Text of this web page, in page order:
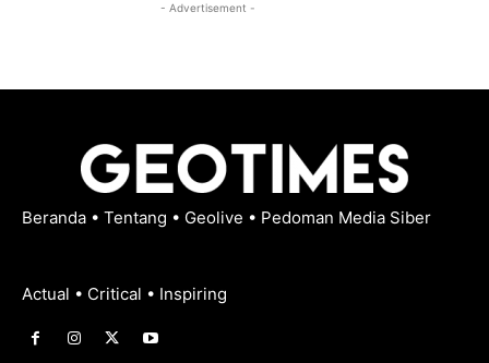
- Advertisement -
Beranda • Tentang • Geolive • Pedoman Media Siber
Actual • Critical • Inspiring